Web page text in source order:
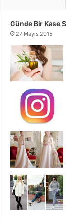
Günde Bir Kase
27 Mayıs 2015